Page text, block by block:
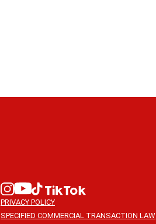
PRIVACY POLICY
SPECIFIED COMMERCIAL TRANSACTION LAW